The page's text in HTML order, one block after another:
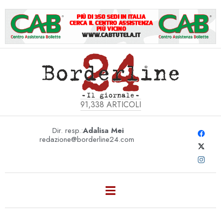
91,338 ARTICOLI
Dir. resp.:Adalisa Mei
redazione@borderline24.com